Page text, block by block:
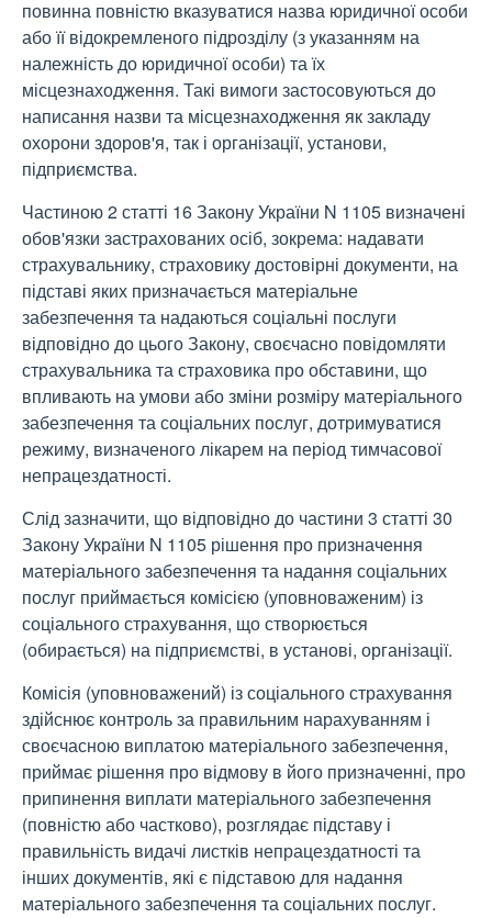
повинна повністю вказуватися назва юридичної особи
або її відокремленого підрозділу (з указанням на
належність до юридичної особи) та їх
місцезнаходження. Такі вимоги застосовуються до
написання назви та місцезнаходження як закладу
охорони здоров'я, так і організації, установи,
підприємства.
Частиною 2 статті 16 Закону України N 1105 визначені
обов'язки застрахованих осіб, зокрема: надавати
страхувальнику, страховику достовірні документи, на
підставі яких призначається матеріальне
забезпечення та надаються соціальні послуги
відповідно до цього Закону, своєчасно повідомляти
страхувальника та страховика про обставини, що
впливають на умови або зміни розміру матеріального
забезпечення та соціальних послуг, дотримуватися
режиму, визначеного лікарем на період тимчасової
непрацездатності.
Слід зазначити, що відповідно до частини 3 статті 30
Закону України N 1105 рішення про призначення
матеріального забезпечення та надання соціальних
послуг приймається комісією (уповноваженим) із
соціального страхування, що створюється
(обирається) на підприємстві, в установі, організації.
Комісія (уповноважений) із соціального страхування
здійснює контроль за правильним нарахуванням і
своєчасною виплатою матеріального забезпечення,
приймає рішення про відмову в його призначенні, про
припинення виплати матеріального забезпечення
(повністю або частково), розглядає підставу і
правильність видачі листків непрацездатності та
інших документів, які є підставою для надання
матеріального забезпечення та соціальних послуг.